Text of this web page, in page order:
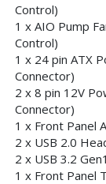
Control)
1 x AIO Pump
Control)
1 x 24 pin ATX
Connector)
2 x 8 pin 12V
Connector)
1 x Front Panel
2 x USB 2.0
2 x USB 3.2
1 x Front Panel